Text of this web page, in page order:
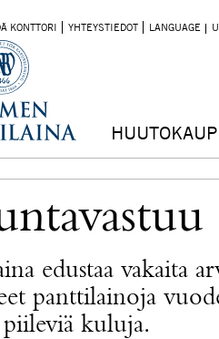
KONTTORI YHTEYSTIEDOT LANGUAGE
edustaa vakaita
panttilainoja
kuluja.